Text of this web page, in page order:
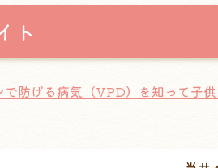
ト
防げる病気（VPD）を知って子